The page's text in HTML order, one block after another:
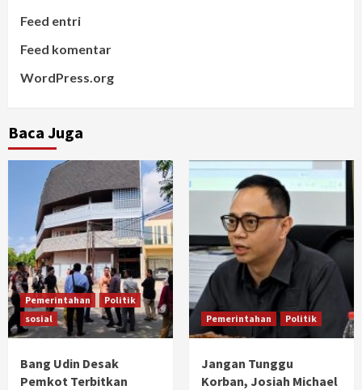
Feed entri
Feed komentar
WordPress.org
Baca Juga
Pemerintahan
Politik
sosial
Bang Udin Desak
Pemkot Terbitkan
Pemerintahan Politik
Jangan Tunggu
Korban, Josiah Michael